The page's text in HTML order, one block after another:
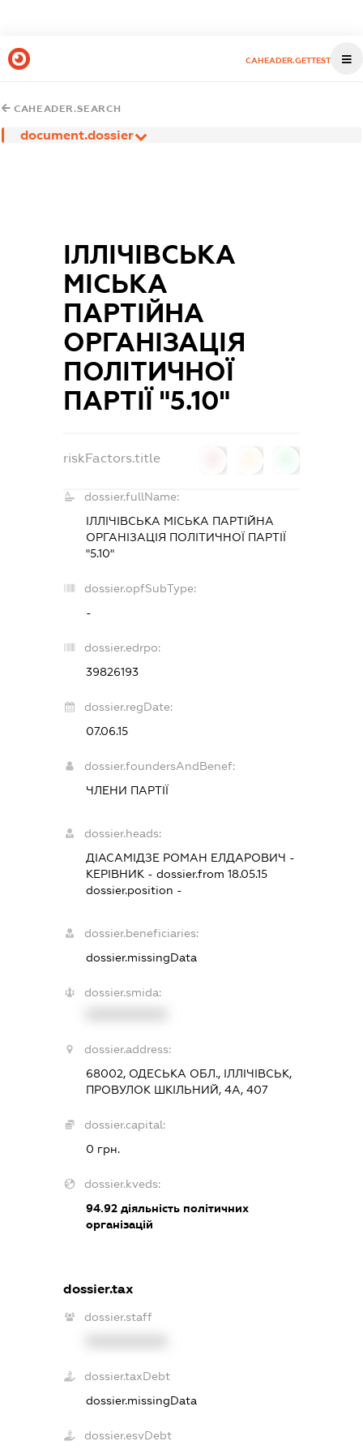
CAHEADER.GETTEST
CAHEADER.SEARCH
document.dossier
ІЛЛІЧІВСЬКА
МІСЬКА
ПАРТІЙНА
ОРГАНІЗАЦІЯ
ПОЛІТИЧНОЇ
ПАРТІЇ "5.10"
riskFactors.title
dossier.fullName:
ІЛЛІЧІВСЬКА МІСЬКА ПАРТІЙНА
ОРГАНІЗАЦІЯ ПОЛІТИЧНОЇ ПАРТІЇ
"5.10"
dossier.opfSubType:
-
dossier.edrpo:
39826193
dossier.regDate:
07.06.15
dossier.foundersAndBenef:
ЧЛЕНИ ПАРТІЇ
dossier.heads:
ДІАСАМІДЗЕ РОМАН ЕЛДАРОВИЧ -
КЕРІВНИК - dossier.from 18.05.15
dossier.position -
dossier.beneficiaries:
dossier.missingData
dossier.smida:
dossier.address:
68002, ОДЕСЬКА ОБЛ., ІЛЛІЧІВСЬК,
ПРОВУЛОК ШКІЛЬНИЙ, 4А, 407
dossier.capital:
0 грн.
dossier.kveds:
94.92 діяльність політичних
організацій
dossier.tax
dossier.staff
dossier.taxDebt
dossier.missingData
dossier.esvDebt